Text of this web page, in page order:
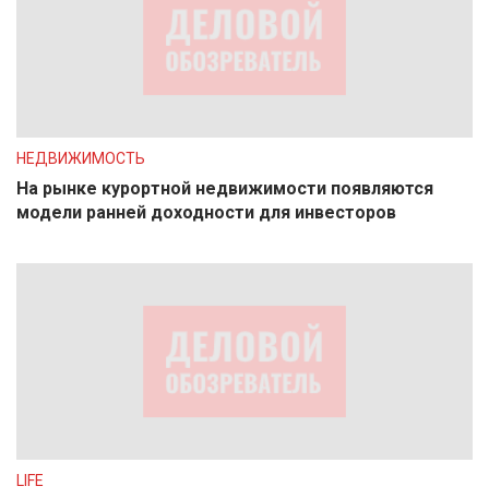
НЕДВИЖИМОСТЬ
На рынке курортной недвижимости появляются
модели ранней доходности для инвесторов
LIFE